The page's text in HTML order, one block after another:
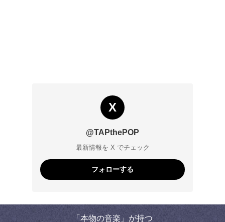
X
@TAPthePOP
最新情報を X でチェック
フォローする
「本物の音楽」が持つ